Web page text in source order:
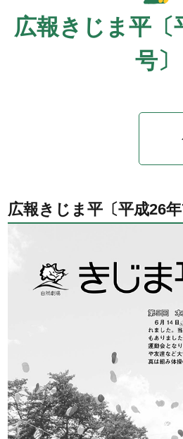
広報きじま平〔
号〕
広報きじま平〔平成26年